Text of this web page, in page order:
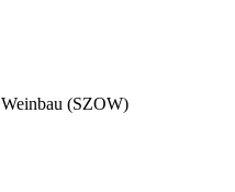
(SZOW)